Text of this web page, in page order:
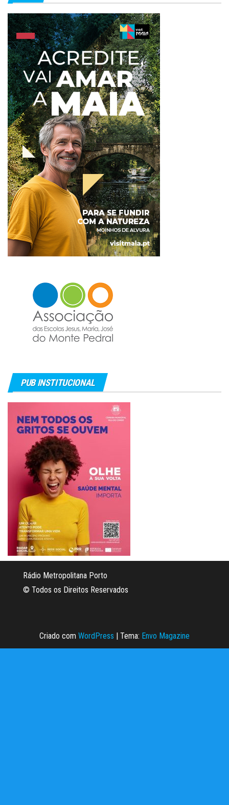
PUB INSTITUCIONAL
Rádio Metropolitana Porto
© Todos os Direitos Reservados
Criado com WordPress | Tema: Envo Magazine